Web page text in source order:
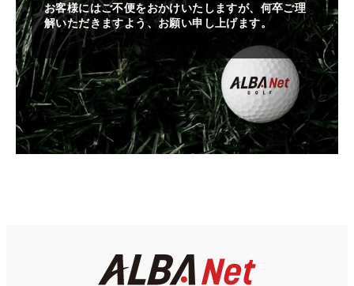
お客様にはご不便をおかけいたしますが、何卒ご理
解いただきますよう、お願い申し上げます。